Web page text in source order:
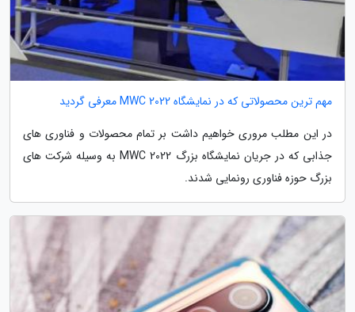
مهم ترین محصولاتی که در نمایشگاه MWC 2022 معرفی گردید
در این مطلب مروری خواهیم داشت بر تمام محصولات و فناوری های
جذابی که در جریان نمایشگاه بزرگ MWC 2022 به وسیله شرکت های
بزرگ حوزه فناوری رونمایی شدند.